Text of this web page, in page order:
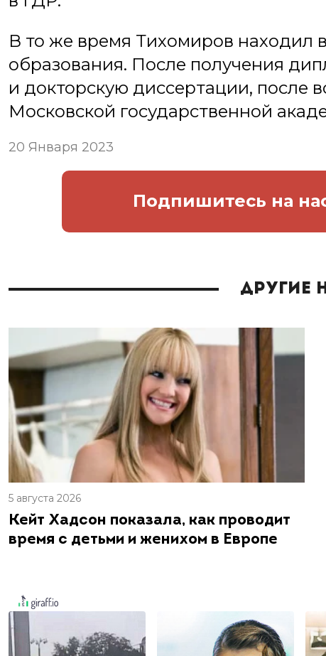
В то же время Тихомиров находил
образования. После получения
и докторскую диссертации, после
Московской государственной
20 Января 2023
Подпишитесь на
Другие
5 августа 2026
Кейт Хадсон показала, как проводит
время с детьми и женихом в Европе